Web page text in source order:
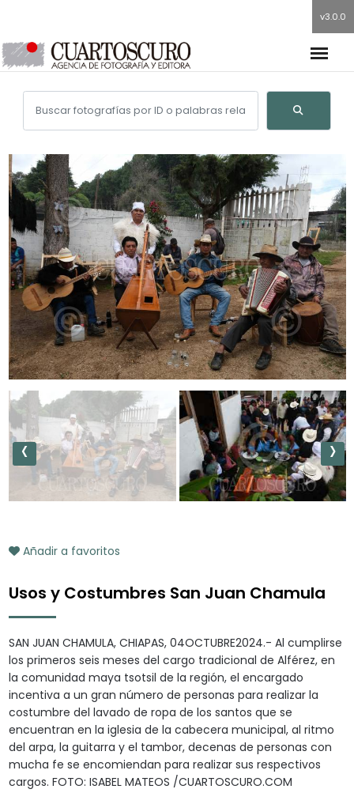
v3.0.0
‹ ›
Añadir a favoritos
Usos y Costumbres San Juan Chamula
SAN JUAN CHAMULA, CHIAPAS, 04OCTUBRE2024.- Al cumplirse
los primeros seis meses del cargo tradicional de Alférez, en
la comunidad maya tsotsil de la región, el encargado
incentiva a un gran número de personas para realizar la
costumbre del lavado de ropa de los santos que se
encuentran en la iglesia de la cabecera municipal, al ritmo
del arpa, la guitarra y el tambor, decenas de personas con
mucha fe se encomiendan para realizar sus respectivos
cargos. FOTO: ISABEL MATEOS /CUARTOSCURO.COM